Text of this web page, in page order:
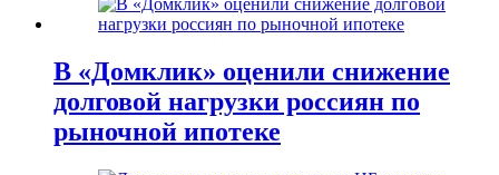
В «Домклик» оценили снижение
долговой нагрузки россиян по
рыночной ипотеке